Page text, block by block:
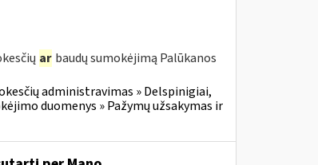
ar baudų sumokėjimą Palūkanos
administravimas » Delspinigiai,
duomenys » Pažymų užsakymas ir